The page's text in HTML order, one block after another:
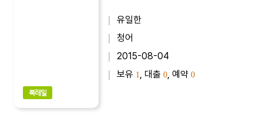
북레일
유일한
청어
2015-08-04
보유 1, 대출 0, 예약 0